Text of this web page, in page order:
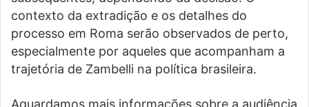
contexto da extradição e os detalhes do
processo em Roma serão observados de perto,
especialmente por aqueles que acompanham a
trajetória de Zambelli na política brasileira.